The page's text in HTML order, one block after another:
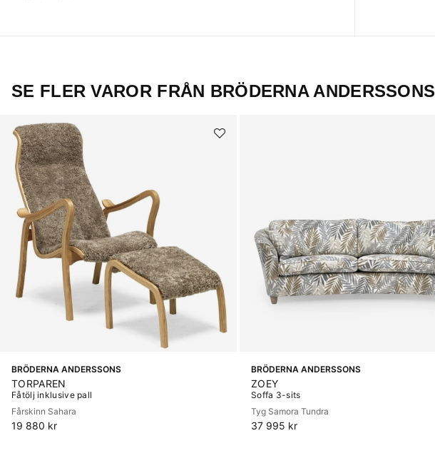
SE FLER VAROR FRÅN BRÖDERNA ANDERSSONS
BRÖDERNA ANDERSSONS
TORPAREN
Fåtölj inklusive pall
Fårskinn Sahara
19 880 kr
BRÖDERNA ANDERSSONS
ZOEY
Soffa 3-sits
Tyg Samora Tundra
37 995 kr